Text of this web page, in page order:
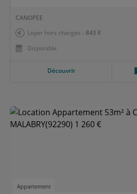
CANOPEE
Loyer hors charges : 843 €
Disponible
Découvrir
Appartement